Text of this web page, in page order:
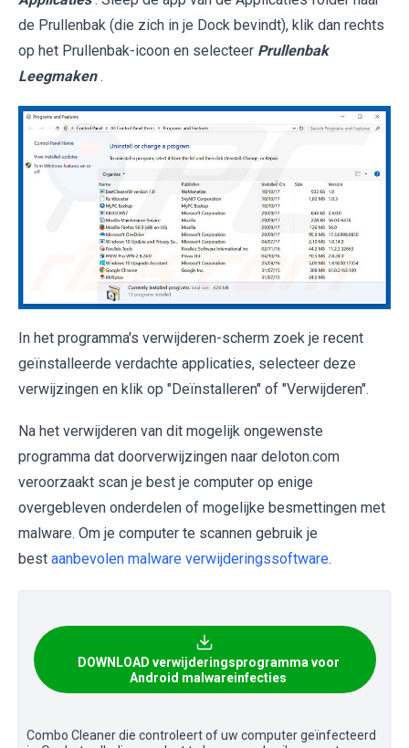
de Prullenbak (die zich in je Dock bevindt), klik dan rechts
op het Prullenbak-icoon en selecteer Prullenbak
Leegmaken .
In het programma's verwijderen-scherm zoek je recent
geïnstalleerde verdachte applicaties, selecteer deze
verwijzingen en klik op "Deïnstalleren" of "Verwijderen".
Na het verwijderen van dit mogelijk ongewenste
programma dat doorverwijzingen naar deloton.com
veroorzaakt scan je best je computer op enige
overgebleven onderdelen of mogelijke besmettingen met
malware. Om je computer te scannen gebruik je
best aanbevolen malware verwijderingssoftware.
DOWNLOAD verwijderingsprogramma voor
Android malwareinfecties
Combo Cleaner die controleert of uw computer geïnfecteerd